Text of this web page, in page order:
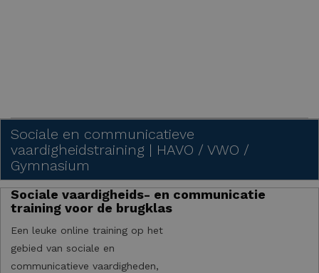
Sociale en communicatieve
vaardigheidstraining | HAVO / VWO /
Gymnasium
Sociale vaardigheids- en communicatie
training voor de brugklas
Een leuke online training op het
gebied van sociale en
communicatieve vaardigheden,